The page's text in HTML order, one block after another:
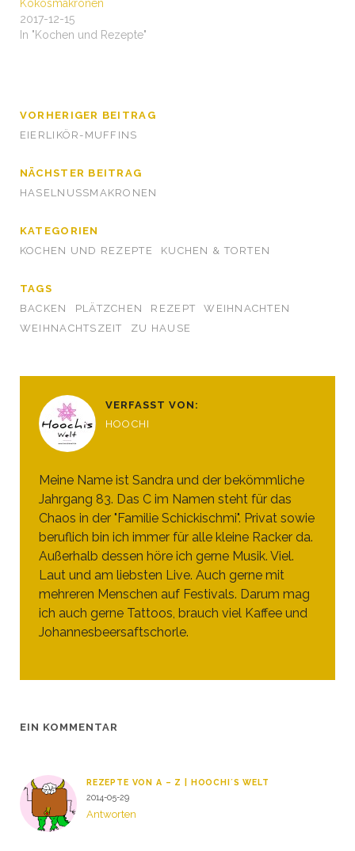
Kokosmakronen
2017-12-15
In "Kochen und Rezepte"
VORHERIGER BEITRAG
EIERLIKÖR-MUFFINS
NÄCHSTER BEITRAG
HASELNUSSMAKRONEN
KATEGORIEN
KOCHEN UND REZEPTE
KUCHEN & TORTEN
TAGS
BACKEN
PLÄTZCHEN REZEPT
WEIHNACHTEN
WEIHNACHTSZEIT
ZU HAUSE
VERFASST VON:
HOOCHI
Meine Name ist Sandra und der bekömmliche
Jahrgang 83. Das C im Namen steht für das
Chaos in der "Familie Schickischmi". Privat sowie
beruflich bin ich immer für alle kleine Racker da.
Außerhalb dessen höre ich gerne Musik. Viel.
Laut und am liebsten Live. Auch gerne mit
mehreren Menschen auf Festivals. Darum mag
ich auch gerne Tattoos, brauch viel Kaffee und
Johannesbeersaftschorle.
EIN KOMMENTAR
REZEPTE VON A – Z | HOOCHI´S WELT
2014-05-29
Antworten